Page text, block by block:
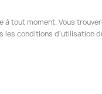
à tout moment. Vous
les conditions d'utilisation